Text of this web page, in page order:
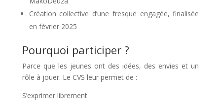
Création collective d’une fresque engagée, finalisée
en février 2025
Pourquoi participer ?
Parce que les jeunes ont des idées, des envies et un
rôle à jouer. Le CVS leur permet de :
S’exprimer librement